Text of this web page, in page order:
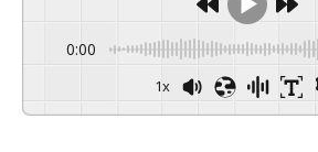
0:00
1x